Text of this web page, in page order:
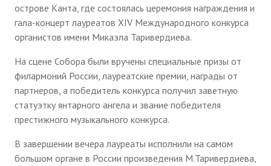
острове Канта, где состоялась церемония награждения и
гала-концерт лауреатов XIV Международного конкурса
органистов имени Микаэла Таривердиева.
На сцене Собора были вручены специальные призы от
филармоний России, лауреатские премии, награды от
партнеров, а победитель конкурса получил заветную
статуэтку янтарного ангела и звание победителя
престижного музыкального конкурса.
В завершении вечера лауреаты исполнили на самом
большом органе в России произведения М.Таривердиева,